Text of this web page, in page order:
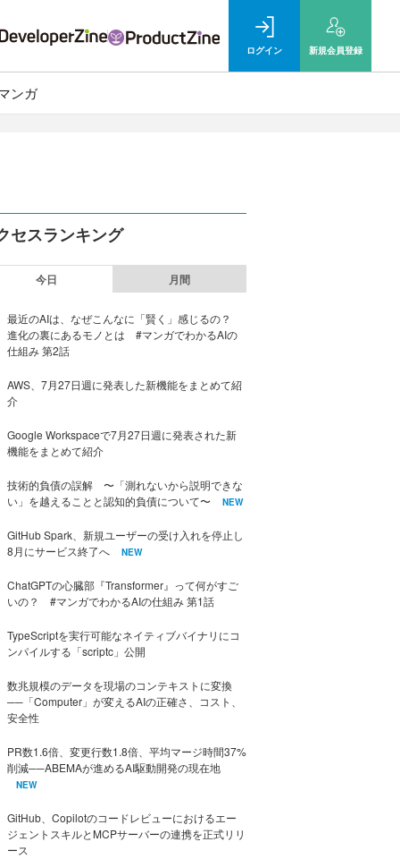
ログイン 新規会員登録
ンガ
セスランキング
今日 月間
最近のAIは、なぜこんなに「賢く」感じるの？
進化の裏にあるモノとは #マンガでわかるAIの
仕組み 第2話
AWS、7月27日週に発表した新機能をまとめて紹
介
Google Workspaceで7月27日週に発表された新
機能をまとめて紹介
技術的負債の誤解 〜「測れないから説明できな
い」を越えることと認知的負債について〜
NEW
GitHub Spark、新規ユーザーの受け入れを停止し
8月にサービス終了へ
NEW
ChatGPTの心臓部『Transformer』って何がすご
いの？ #マンガでわかるAIの仕組み 第1話
TypeScriptを実行可能なネイティブバイナリにコ
ンパイルする「scriptc」公開
数兆規模のデータを現場のコンテキストに変換
──「Computer」が変えるAIの正確さ、コスト、
安全性
PR数1.6倍、変更行数1.8倍、平均マージ時間37%
削減──ABEMAが進めるAI駆動開発の現在地
NEW
GitHub、Copilotのコードレビューにおけるエー
ジェントスキルとMCPサーバーの連携を正式リリ
ース